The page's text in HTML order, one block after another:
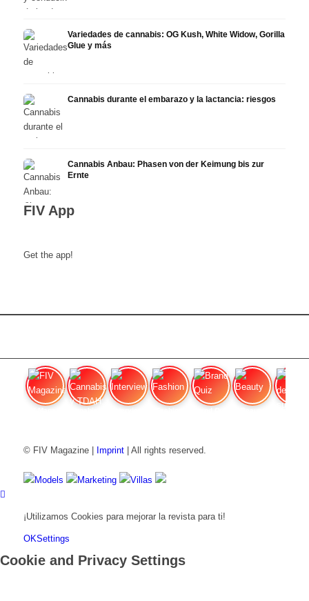
Variedades de cannabis: OG Kush, White Widow, Gorilla
Glue y más
Cannabis durante el embarazo y la lactancia: riesgos
Cannabis Anbau: Phasen von der Keimung bis zur
Ernte
FIV App
Get the app!
© FIV Magazine | Imprint| All rights reserved.
Models Marketing Villas
¡Utilizamos Cookies para mejorar la revista para ti!
OKSettings
Cookie and Privacy Settings